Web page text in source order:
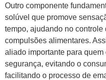
Outro componente
solúvel que promove
tempo, ajudando no
compulsões alimentares.
aliado importante para
segurança, evitando o
facilitando o processo de